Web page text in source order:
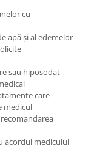
cu
apă și al edemelor
sau hiposodat
care
medicul
acordul medicului